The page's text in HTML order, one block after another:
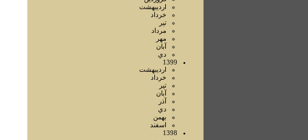
ارديبهشت
خرداد
تير
مرداد
مهر
آبان
دي
1399
ارديبهشت
خرداد
تير
آبان
آذر
دي
بهمن
اسفند
1398